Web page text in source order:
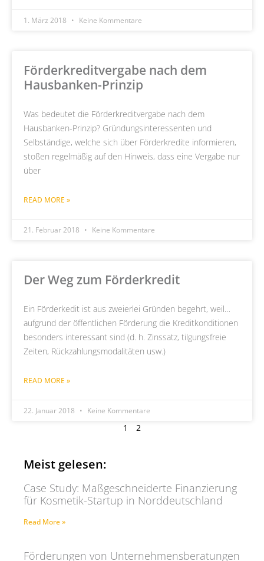
1. März 2018 Keine Kommentare
Förderkreditvergabe nach dem
Hausbanken-Prinzip
Was bedeutet die Förderkreditvergabe nach dem
Hausbanken-Prinzip? Gründungsinteressenten und
Selbständige, welche sich über Förderkredite informieren,
stoßen regelmäßig auf den Hinweis, dass eine Vergabe nur
über
READ MORE »
21. Februar 2018 Keine Kommentare
Der Weg zum Förderkredit
Ein Förderkedit ist aus zweierlei Gründen begehrt, weil…
aufgrund der öffentlichen Förderung die Kreditkonditionen
besonders interessant sind (d. h. Zinssatz, tilgungsfreie
Zeiten, Rückzahlungsmodalitäten usw.)
READ MORE »
22. Januar 2018 Keine Kommentare
1 2
Meist gelesen:
Case Study: Maßgeschneiderte Finanzierung
für Kosmetik-Startup in Norddeutschland
Read More »
Förderungen von Unternehmensberatungen